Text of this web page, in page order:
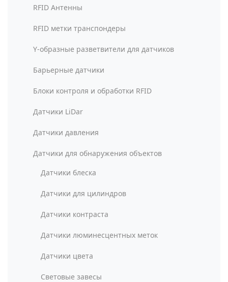
RFID Антенны
RFID метки транспондеры
Y-образные разветвители для датчиков
Барьерные датчики
Блоки контроля и обработки RFID
Датчики LiDar
Датчики давления
Датчики для обнаружения объектов
Датчики блеска
Датчики для цилиндров
Датчики контраста
Датчики люминесцентных меток
Датчики цвета
Световые завесы